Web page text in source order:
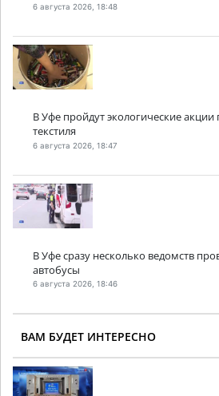
6 августа 2026, 18:48
В Уфе пройдут экологические акции
текстиля
6 августа 2026, 18:47
В Уфе сразу несколько ведомств
автобусы
6 августа 2026, 18:46
ВАМ БУДЕТ ИНТЕРЕСНО